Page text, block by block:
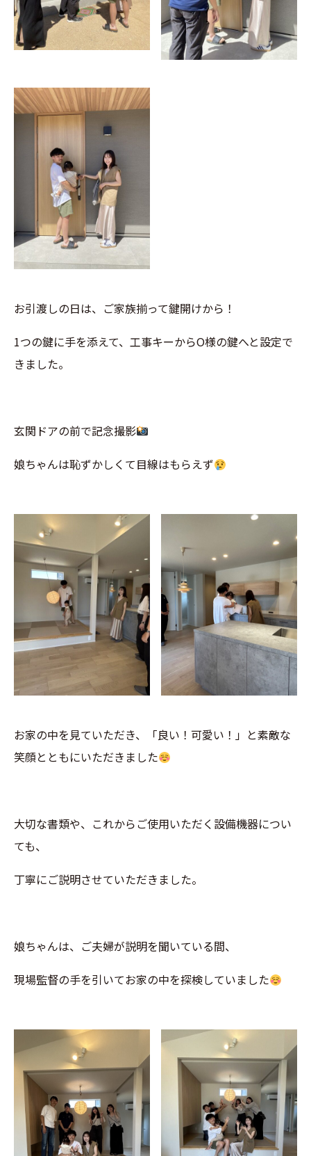
お引渡しの日は、ご家族揃って鍵開けから！
1つの鍵に手を添えて、工事キーからO様の鍵へと設定で
きました。
玄関ドアの前で記念撮影
娘ちゃんは恥ずかしくて目線はもらえず
お家の中を見ていただき、「良い！可愛い！」と素敵な
笑顔とともにいただきました
大切な書類や、これからご使用いただく設備機器につい
ても、
丁寧にご説明させていただきました。
娘ちゃんは、ご夫婦が説明を聞いている間、
現場監督の手を引いてお家の中を探検していました